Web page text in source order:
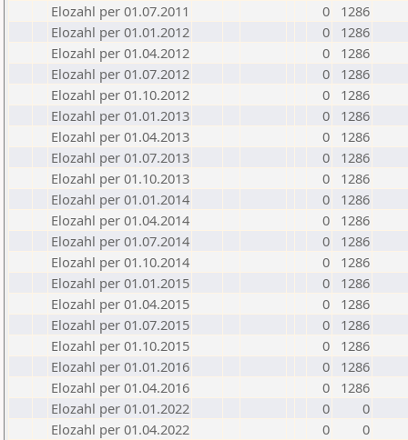
Elozahl per 01.07.2011
0
1286
Elozahl per 01.01.2012
0
1286
Elozahl per 01.04.2012
0
1286
Elozahl per 01.07.2012
0
1286
Elozahl per 01.10.2012
0
1286
Elozahl per 01.01.2013
0
1286
Elozahl per 01.04.2013
0
1286
Elozahl per 01.07.2013
0
1286
Elozahl per 01.10.2013
0
1286
Elozahl per 01.01.2014
0
1286
Elozahl per 01.04.2014
0
1286
Elozahl per 01.07.2014
0
1286
Elozahl per 01.10.2014
0
1286
Elozahl per 01.01.2015
0
1286
Elozahl per 01.04.2015
0
1286
Elozahl per 01.07.2015
0
1286
Elozahl per 01.10.2015
0
1286
Elozahl per 01.01.2016
0
1286
Elozahl per 01.04.2016
0
1286
Elozahl per 01.01.2022
0
0
Elozahl per 01.04.2022
0
0